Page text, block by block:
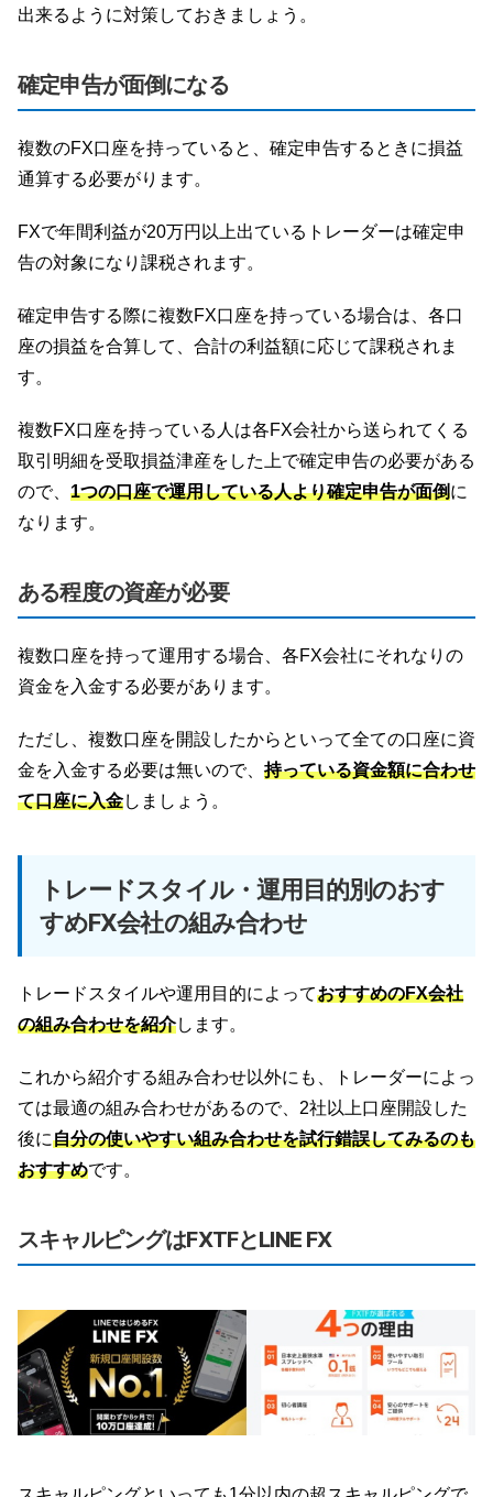
出来るように対策しておきましょう。
確定申告が面倒になる
複数のFX口座を持っていると、確定申告するときに損益
通算する必要がります。
FXで年間利益が20万円以上出ているトレーダーは確定申
告の対象になり課税されます。
確定申告する際に複数FX口座を持っている場合は、各口
座の損益を合算して、合計の利益額に応じて課税されま
す。
複数FX口座を持っている人は各FX会社から送られてくる
取引明細を受取損益津産をした上で確定申告の必要がある
ので、 1つの口座で運用している人より確定申告が面倒に
なります。
ある程度の資産が必要
複数口座を持って運用する場合、各FX会社にそれなりの
資金を入金する必要があります。
ただし、複数口座を開設したからといって全ての口座に資
金を入金する必要は無いので、 持っている資金額に合わせ
て口座に入金しましょう。
トレードスタイル・運用目的別のおす
すめFX会社の組み合わせ
トレードスタイルや運用目的によっておすすめのFX会社
の組み合わせを紹介します。
これから紹介する組み合わせ以外にも、トレーダーによっ
ては最適の組み合わせがあるので、2社以上口座開設した
後に自分の使いやすい組み合わせを試行錯誤してみるのも
おすすめです。
スキャルピングはFXTFとLINE FX